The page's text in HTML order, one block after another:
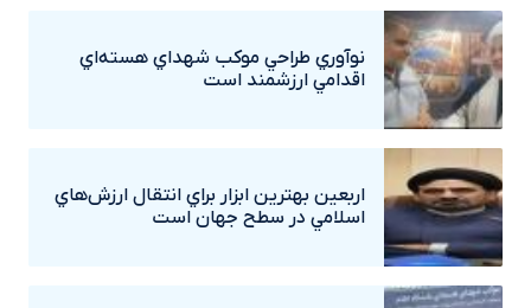
نوآوري طراحي موکب شهداي هسته‌اي
اقدامي ارزشمند است
اربعين بهترين ابزار براي انتقال ارزش‌هاي
اسلامي در سطح جهان است